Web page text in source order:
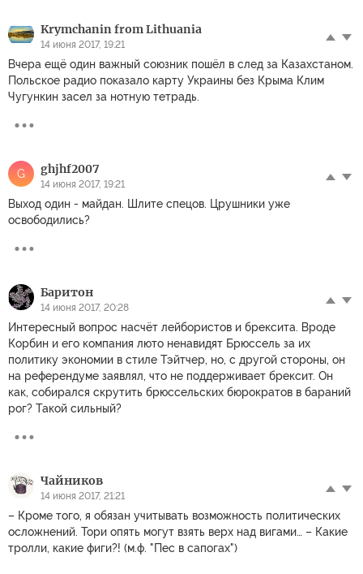
Krymchanin from Lithuania
14 июня 2017, 19:21
Вчера ещё один важный союзник пошёл в след за Казахстаном.
Польское радио показало карту Украины без Крыма Клим
Чугункин засел за нотную тетрадь.
G ghjhf2007
14 июня 2017, 19:21
Выход один - майдан. Шлите спецов. Црушники уже
освободились?
Баритон
14 июня 2017, 20:28
Интересный вопрос насчёт лейбористов и брексита. Вроде
Корбин и его компания люто ненавидят Брюссель за их
политику экономии в стиле Тэйтчер, но, с другой стороны, он
на референдуме заявлял, что не поддерживает брексит. Он
как, собирался скрутить брюссельских бюрократов в бараний
рог? Такой сильный?
Чайников
14 июня 2017, 21:21
– Кроме того, я обязан учитывать возможность политических
осложнений. Тори опять могут взять верх над вигами… – Какие
тролли, какие фиги?! (м.ф. "Пес в сапогах")